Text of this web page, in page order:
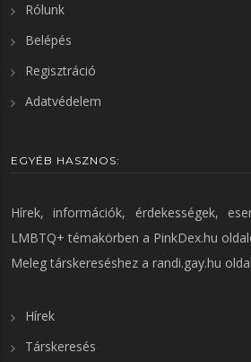
Rólunk
Belépés
Regisztráció
Adatvédelem
EGYÉB HASZNOS:
Hírek, információk, érdekességek,
LMBTQ+ témakörben a PinkDex.hu
Meleg társkereséshez a randi.gay.hu
Hírek
Társkeresés